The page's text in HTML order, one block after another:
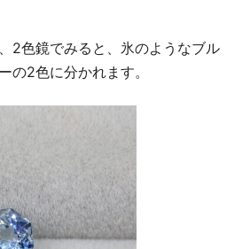
2色鏡でみると、氷のようなブル
の2色に分かれます。